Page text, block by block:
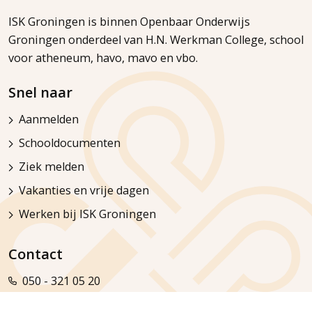
ISK Groningen is binnen Openbaar Onderwijs
Groningen onderdeel van H.N. Werkman College, school
voor atheneum, havo, mavo en vbo.
Snel naar
Aanmelden
Schooldocumenten
Ziek melden
Vakanties en vrije dagen
Werken bij ISK Groningen
Contact
050 - 321 05 20